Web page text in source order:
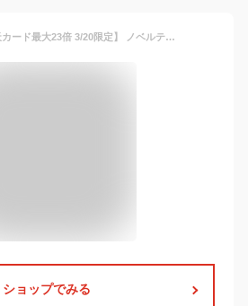
【エントリー&楽天カード最大23倍 3/20限定】 ノベルティ付 【正規品5年保証】 エースジーン スーツケース ace.GENE フレックスルーフ2 機内持ち込み フロントオープン ソフト 28L B4 1泊 PC 静音 TSAロック ビジネス エース 67571
ショップでみる